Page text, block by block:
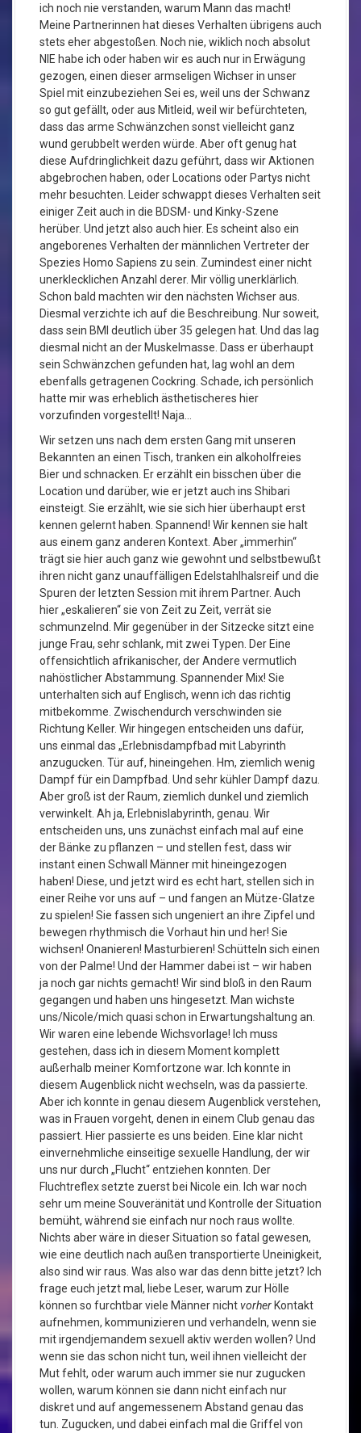
ich noch nie verstanden, warum Mann das macht!
Meine Partnerinnen hat dieses Verhalten übrigens auch
stets eher abgestoßen. Noch nie, wiklich noch absolut
NIE habe ich oder haben wir es auch nur in Erwägung
gezogen, einen dieser armseligen Wichser in unser
Spiel mit einzubeziehen Sei es, weil uns der Schwanz
so gut gefällt, oder aus Mitleid, weil wir befürchteten,
dass das arme Schwänzchen sonst vielleicht ganz
wund gerubbelt werden würde. Aber oft genug hat
diese Aufdringlichkeit dazu geführt, dass wir Aktionen
abgebrochen haben, oder Locations oder Partys nicht
mehr besuchten. Leider schwappt dieses Verhalten seit
einiger Zeit auch in die BDSM- und Kinky-Szene
herüber. Und jetzt also auch hier. Es scheint also ein
angeborenes Verhalten der männlichen Vertreter der
Spezies Homo Sapiens zu sein. Zumindest einer nicht
unerklecklichen Anzahl derer. Mir völlig unerklärlich.
Schon bald machten wir den nächsten Wichser aus.
Diesmal verzichte ich auf die Beschreibung. Nur soweit,
dass sein BMI deutlich über 35 gelegen hat. Und das lag
diesmal nicht an der Muskelmasse. Dass er überhaupt
sein Schwänzchen gefunden hat, lag wohl an dem
ebenfalls getragenen Cockring. Schade, ich persönlich
hatte mir was erheblich ästhetischeres hier
vorzufinden vorgestellt! Naja…
Wir setzen uns nach dem ersten Gang mit unseren
Bekannten an einen Tisch, tranken ein alkoholfreies
Bier und schnacken. Er erzählt ein bisschen über die
Location und darüber, wie er jetzt auch ins Shibari
einsteigt. Sie erzählt, wie sie sich hier überhaupt erst
kennen gelernt haben. Spannend! Wir kennen sie halt
aus einem ganz anderen Kontext. Aber „immerhin“
trägt sie hier auch ganz wie gewohnt und selbstbewußt
ihren nicht ganz unauffälligen Edelstahlhalsreif und die
Spuren der letzten Session mit ihrem Partner. Auch
hier „eskalieren“ sie von Zeit zu Zeit, verrät sie
schmunzelnd. Mir gegenüber in der Sitzecke sitzt eine
junge Frau, sehr schlank, mit zwei Typen. Der Eine
offensichtlich afrikanischer, der Andere vermutlich
nahöstlicher Abstammung. Spannender Mix! Sie
unterhalten sich auf Englisch, wenn ich das richtig
mitbekomme. Zwischendurch verschwinden sie
Richtung Keller. Wir hingegen entscheiden uns dafür,
uns einmal das „Erlebnisdampfbad mit Labyrinth
anzugucken. Tür auf, hineingehen. Hm, ziemlich wenig
Dampf für ein Dampfbad. Und sehr kühler Dampf dazu.
Aber groß ist der Raum, ziemlich dunkel und ziemlich
verwinkelt. Ah ja, Erlebnislabyrinth, genau. Wir
entscheiden uns, uns zunächst einfach mal auf eine
der Bänke zu pflanzen – und stellen fest, dass wir
instant einen Schwall Männer mit hineingezogen
haben! Diese, und jetzt wird es echt hart, stellen sich in
einer Reihe vor uns auf – und fangen an Mütze-Glatze
zu spielen! Sie fassen sich ungeniert an ihre Zipfel und
bewegen rhythmisch die Vorhaut hin und her! Sie
wichsen! Onanieren! Masturbieren! Schütteln sich einen
von der Palme! Und der Hammer dabei ist – wir haben
ja noch gar nichts gemacht! Wir sind bloß in den Raum
gegangen und haben uns hingesetzt. Man wichste
uns/Nicole/mich quasi schon in Erwartungshaltung an.
Wir waren eine lebende Wichsvorlage! Ich muss
gestehen, dass ich in diesem Moment komplett
außerhalb meiner Komfortzone war. Ich konnte in
diesem Augenblick nicht wechseln, was da passierte.
Aber ich konnte in genau diesem Augenblick verstehen,
was in Frauen vorgeht, denen in einem Club genau das
passiert. Hier passierte es uns beiden. Eine klar nicht
einvernehmliche einseitige sexuelle Handlung, der wir
uns nur durch „Flucht“ entziehen konnten. Der
Fluchtreflex setzte zuerst bei Nicole ein. Ich war noch
sehr um meine Souveränität und Kontrolle der Situation
bemüht, während sie einfach nur noch raus wollte.
Nichts aber wäre in dieser Situation so fatal gewesen,
wie eine deutlich nach außen transportierte Uneinigkeit,
also sind wir raus. Was also war das denn bitte jetzt? Ich
frage euch jetzt mal, liebe Leser, warum zur Hölle
können so furchtbar viele Männer nichtvorherKontakt
aufnehmen, kommunizieren und verhandeln, wenn sie
mit irgendjemandem sexuell aktiv werden wollen? Und
wenn sie das schon nicht tun, weil ihnen vielleicht der
Mut fehlt, oder warum auch immer sie nur zugucken
wollen, warum können sie dann nicht einfach nur
diskret und auf angemessenem Abstand genau das
tun. Zugucken, und dabei einfach mal die Griffel von